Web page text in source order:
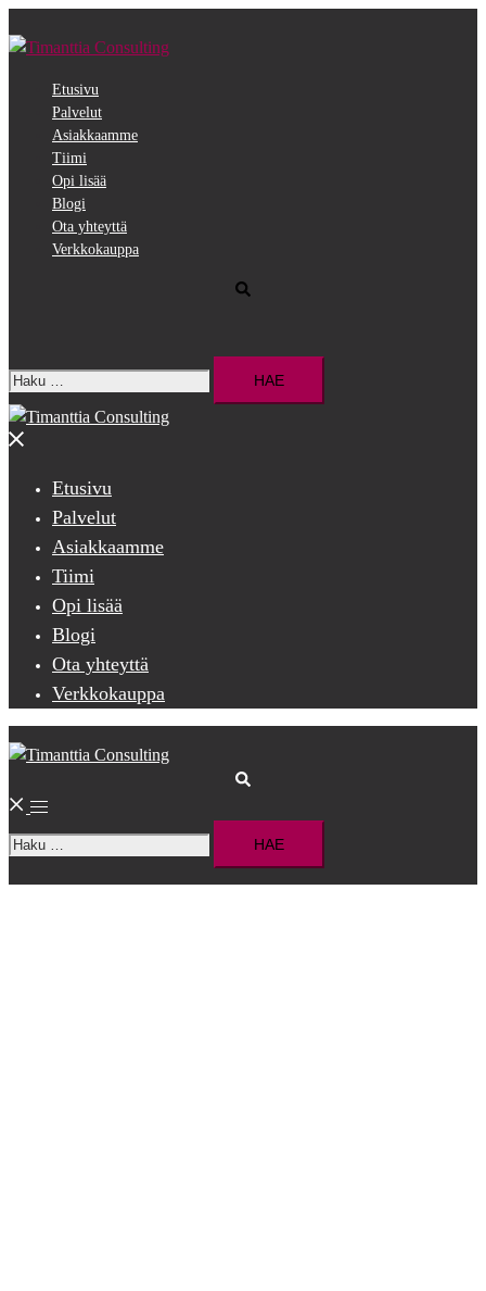
pääsisältöön
Etusivu
Palvelut
Asiakkaamme
Tiimi
Opi lisää
Blogi
Ota yhteyttä
Verkkokauppa
Haku:
Close
Etusivu
Palvelut
Asiakkaamme
Tiimi
Opi lisää
Blogi
Ota yhteyttä
Verkkokauppa
Toggle
menu
Haku: